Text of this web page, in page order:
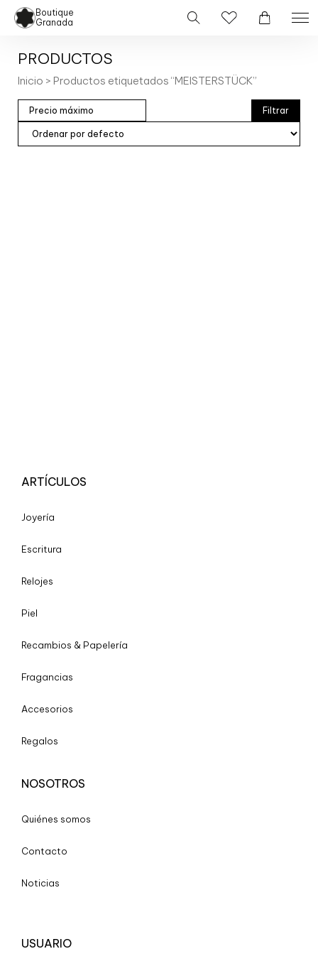
Boutique
Granada
PRODUCTOS
Inicio > Productos etiquetados “MEISTERSTÜCK”
Filtrar
ARTÍCULOS
Joyería
Escritura
Relojes
Piel
Recambios & Papelería
Fragancias
Accesorios
Regalos
NOSOTROS
Quiénes somos
Contacto
Noticias
USUARIO